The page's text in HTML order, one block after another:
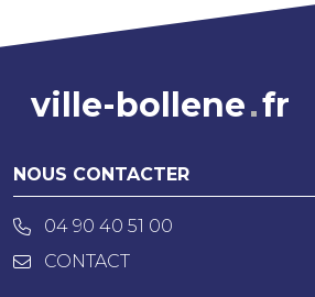
ville-bollene fr
NOUS CONTACTER
04 90 40 51 00
CONTACT